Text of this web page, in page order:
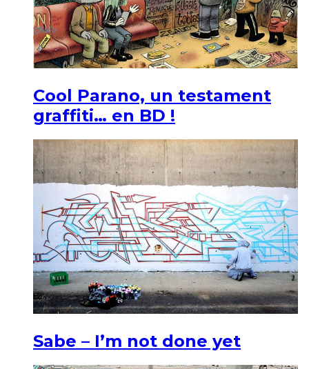
Cool Parano, un testament
graffiti… en BD !
Sabe – I’m not done yet